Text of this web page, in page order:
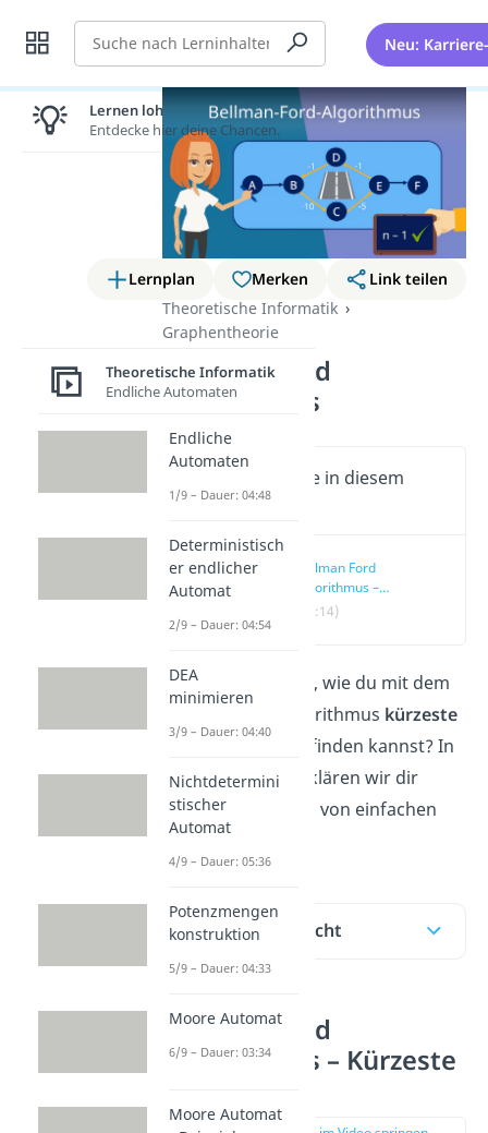
Suche Neu:
Lernplan Merken
Link teilen
Theoretische Informatik
Graphentheorie
Bellman Ford
Algorithmus
Wichtige Inhalte in diesem
Video
Bellman Ford
Algorithmus –
Kürzeste Wege
(00:14)
Du verstehst nicht, wie du mit dem
Bellman-Ford-Algorithmus kürzeste
Wege
in Graphen finden kannst? In
diesem Beitrag erklären wir dir
genau das anhand von einfachen
Beispielen
Inhaltsübersicht
Bellman Ford
Algorithmus – Kürzeste
Lernen lohnt sich!
Entdecke hier deine Chancen.
Theoretische Informatik
Endliche Automaten
Endliche
Automaten
1/9 – Dauer: 04:48
Deterministisch
er endlicher
Automat
2/9 – Dauer: 04:54
DEA
minimieren
3/9 – Dauer: 04:40
Nichtdetermini
stischer
Automat
4/9 – Dauer: 05:36
Potenzmengen
konstruktion
5/9 – Dauer: 04:33
Moore Automat
6/9 – Dauer: 03:34
Moore Automat